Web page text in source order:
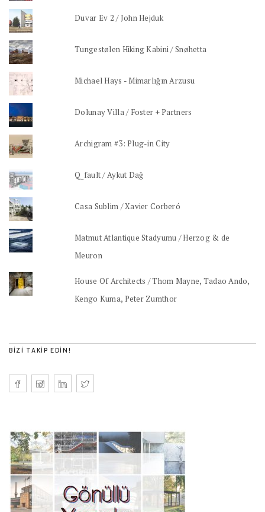
Duvar Ev 2 / John Hejduk
Tungestølen Hiking Kabini / Snøhetta
Michael Hays - Mimarlığın Arzusu
Dolunay Villa / Foster + Partners
Archigram #3: Plug-in City
Q_fault / Aykut Dağ
Casa Sublim / Xavier Corberó
Matmut Atlantique Stadyumu / Herzog & de
Meuron
House Of Architects / Thom Mayne, Tadao Ando,
Kengo Kuma, Peter Zumthor
BIZI TAKIP EDIN!